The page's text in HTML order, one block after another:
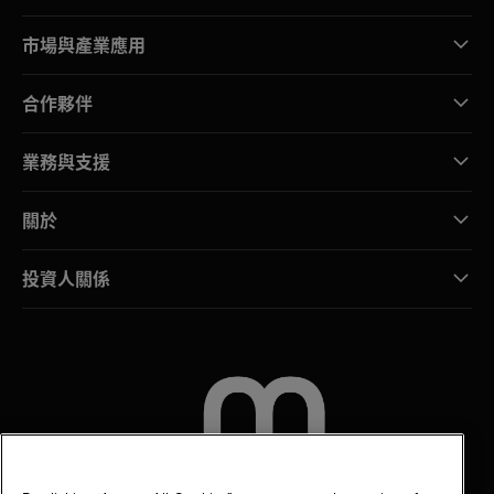
市場與產業應用
合作夥伴
業務與支援
關於
投資人關係